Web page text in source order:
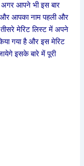
अगर आपने भी इस बार
आपका नाम पहली और
मेरिट लिस्ट में अपने
गया है और इस मेरिट
इसके बारे में पूरी